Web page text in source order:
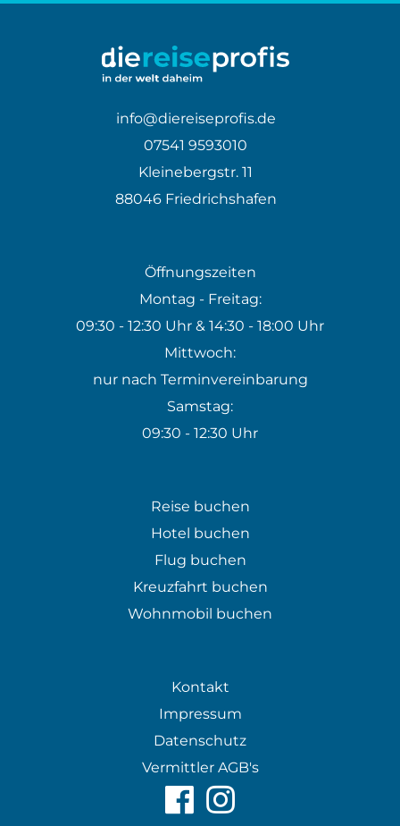
info@diereiseprofis.de
07541 9593010
Kleinebergstr. 11
88046 Friedrichshafen
Öffnungszeiten
Montag - Freitag:
09:30 - 12:30 Uhr & 14:30 - 18:00 Uhr
Mittwoch:
nur nach Terminvereinbarung
Samstag:
09:30 - 12:30 Uhr
Reise buchen
Hotel buchen
Flug buchen
Kreuzfahrt buchen
Wohnmobil buchen
Kontakt
Impressum
Datenschutz
Vermittler AGB's